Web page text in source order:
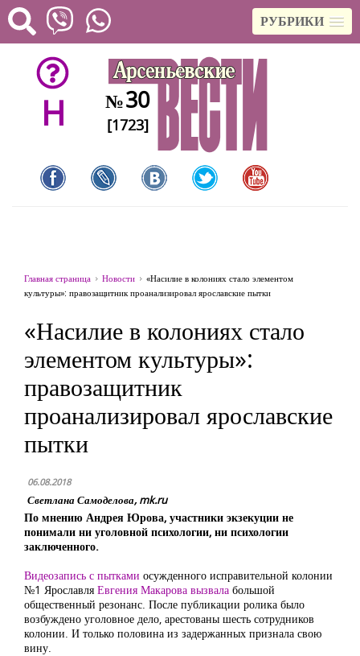
РУБРИКИ
H №30
[1723]
Главная страница Новости
«Насилие в колониях стало элементом
культуры»: правозащитник проанализировал ярославские пытки
«Насилие в колониях стало
элементом культуры»:
правозащитник
проанализировал ярославские
пытки
06.08.2018
Светлана Самоделова, mk.ru
По мнению Андрея Юрова, участники экзекуции не
понимали ни уголовной психологии, ни психологии
заключенного.
Видеозапись с пытками осужденного исправительной колонии
№1 Ярославля Евгения Макарова вызвала большой
общественный резонанс. После публикации ролика было
возбуждено уголовное дело, арестованы шесть сотрудников
колонии. И только половина из задержанных признала свою
вину.